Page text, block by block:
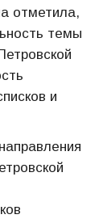
отметила,
темы
и